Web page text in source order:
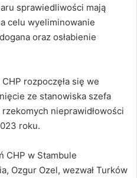
sprawiedliwości mają
celu wyeliminowanie
oraz osłabienie
rozpoczęła się we
ze stanowiska szefa
nieprawidłowości
roku.
CHP w Stambule
Ozgur Ozel, wezwał Turków